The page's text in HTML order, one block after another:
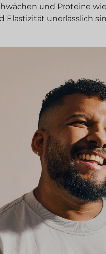
und Proteine
unerlässlich